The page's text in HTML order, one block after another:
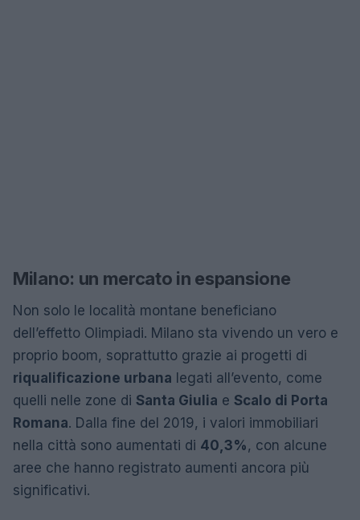
Milano: un mercato in espansione
Non solo le località montane beneficiano
dell’effetto Olimpiadi. Milano sta vivendo un vero e
proprio boom, soprattutto grazie ai progetti di
riqualificazione urbana legati all’evento, come
quelli nelle zone di Santa Giulia e Scalo di Porta
Romana. Dalla fine del 2019, i valori immobiliari
nella città sono aumentati di 40,3% , con alcune
aree che hanno registrato aumenti ancora più
significativi.